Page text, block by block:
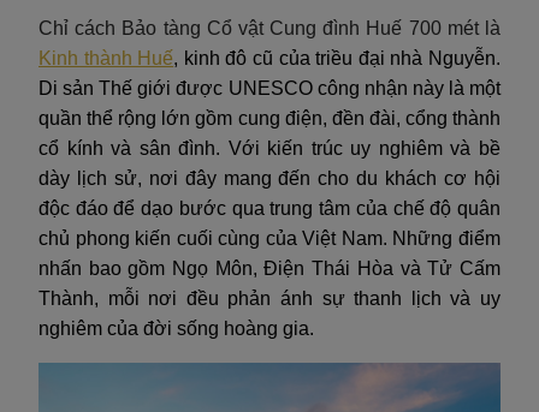
Chỉ cách Bảo tàng Cổ vật Cung đình Huế 700 mét là
Kinh thành Huế, kinh đô cũ của triều đại nhà Nguyễn.
Di sản Thế giới được UNESCO công nhận này là một
quần thể rộng lớn gồm cung điện, đền đài, cổng thành
cổ kính và sân đình. Với kiến trúc uy nghiêm và bề
dày lịch sử, nơi đây mang đến cho du khách cơ hội
độc đáo để dạo bước qua trung tâm của chế độ quân
chủ phong kiến cuối cùng của Việt Nam. Những điểm
nhấn bao gồm Ngọ Môn, Điện Thái Hòa và Tử Cấm
Thành, mỗi nơi đều phản ánh sự thanh lịch và uy
nghiêm của đời sống hoàng gia.